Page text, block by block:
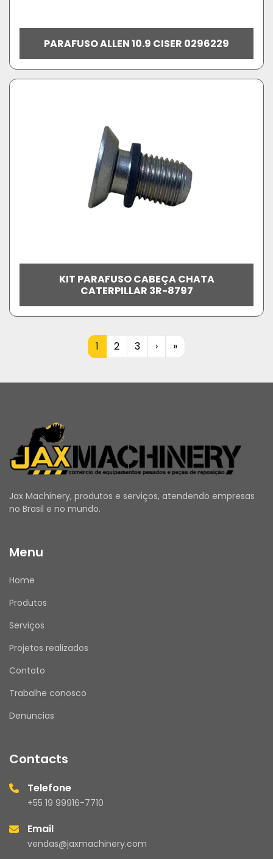
PARAFUSO ALLEN 10.9 CISER 0296229
KIT PARAFUSO CABEÇA CHATA
CATERPILLAR 3R-8797
1 2 3 › »
Jax Machinery, produtos e serviços, atendendo empresas
no Brasil e no mundo.
Menu
Home
Produtos
Serviços
Projetos realizados
Contato
Trabalhe conosco
Denuncias
Contacts
Telefone
+55 19 99916-7710
Email
vendas@jaxmachinery.com